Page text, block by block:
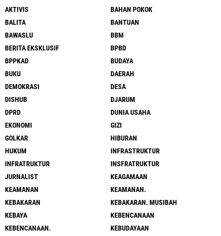
AKTIVIS
BAHAN POKOK
BALITA
BANTUAN
BAWASLU
BBM
BERITA EKSKLUSIF
BPBD
BPPKAD
BUDAYA
BUKU
DAERAH
DEMOKRASI
DESA
DISHUB
DJARUM
DPRD
DUNIA USAHA
EKONOMI
GIZI
GOLKAR
HIBURAN
HUKUM
INFRASTRUKTUR
INFRATRUKTUR
INSFRATRUKTUR
JURNALIST
KEAGAMAAN
KEAMANAN
KEAMANAN.
KEBAKARAN
KEBAKARAN. MUSIBAH
KEBAYA
KEBENCANAAN
KEBENCANAAN.
KEBUDAYAAN